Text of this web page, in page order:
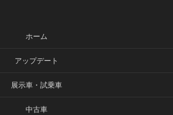
ホーム
アップデート
展示車・試乗車
中古車